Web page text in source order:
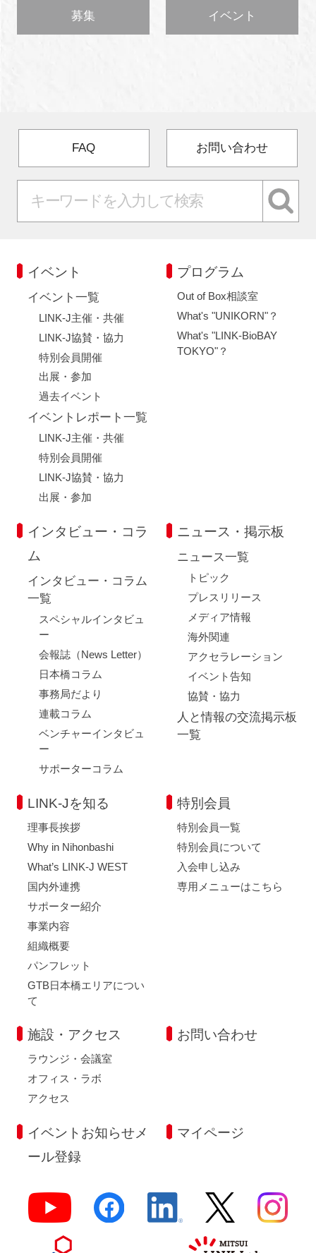
募集 イベント
FAQ お問い合わせ
イベント
イベント一覧
LINK-J主催・共催
LINK-J協賛・協力
特別会員開催
出展・参加
過去イベント
イベントレポート一覧
LINK-J主催・共催
特別会員開催
LINK-J協賛・協力
出展・参加
プログラム
Out of Box相談室
What's "UNIKORN"？
What's "LINK-BioBAY
TOKYO"？
インタビュー・コラ
ム
インタビュー・コラム
一覧
スペシャルインタビュ
ー
会報誌（News Letter）
日本橋コラム
事務局だより
連載コラム
ベンチャーインタビュ
ー
サポーターコラム
ニュース・掲示板
ニュース一覧
トピック
プレスリリース
メディア情報
海外関連
アクセラレーション
イベント告知
協賛・協力
人と情報の交流掲示板
一覧
LINK-Jを知る
理事長挨拶
Why in Nihonbashi
What’s LINK-J WEST
国内外連携
サポーター紹介
事業内容
組織概要
パンフレット
GTB日本橋エリアについ
て
特別会員
特別会員一覧
特別会員について
入会申し込み
専用メニューはこちら
施設・アクセス
ラウンジ・会議室
オフィス・ラボ
アクセス
お問い合わせ
イベントお知らせメ
ール登録
マイページ